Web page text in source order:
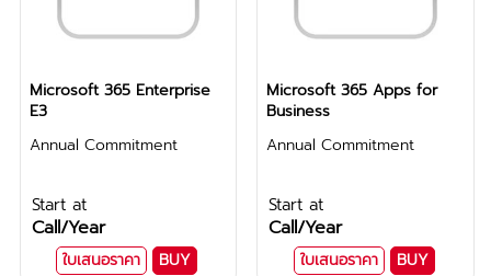
Microsoft 365 Enterprise
E3
Annual Commitment
Start at
Call/Year
ใบเสนอราคา BUY
Microsoft 365 Apps for
Business
Annual Commitment
Start at
Call/Year
ใบเสนอราคา BUY